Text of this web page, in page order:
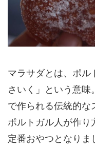
マラサダとは、ポル
さいく」という意味。
で作られる伝統的な
ポルトガル人が作り
定番おやつとなりま